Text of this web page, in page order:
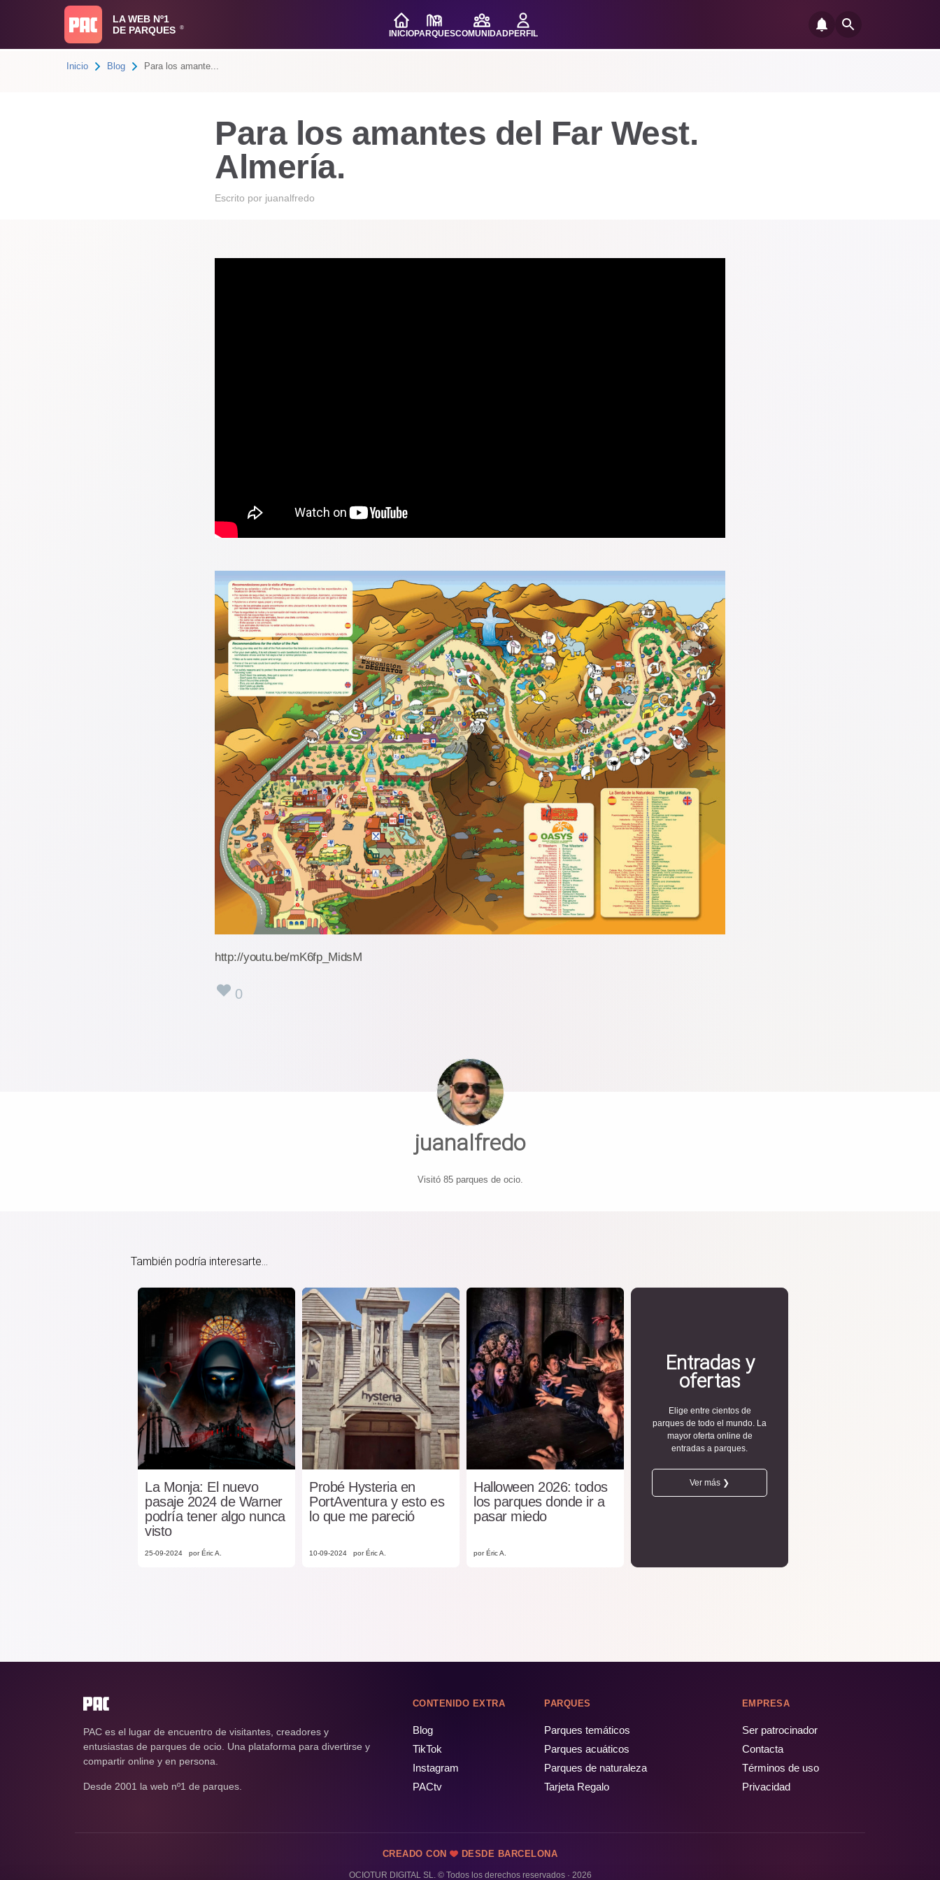
LA WEB Nº1
DE PARQUES
®
INICIOPARQUESCOMUNIDADPERFIL
Inicio Blog Para los amante...
Para los amantes del Far West.
Almería.
Escrito por juanalfredo
http://youtu.be/mK6fp_MidsM
0
juanalfredo
Visitó 85 parques de ocio.
También podría interesarte...
La Monja: El nuevo
pasaje 2024 de Warner
podría tener algo nunca
visto
25-09-2024 por Éric A.
Probé Hysteria en
PortAventura y esto es
lo que me pareció
10-09-2024 por Éric A.
Halloween 2026: todos
los parques donde ir a
pasar miedo
por Éric A.
Entradas y
ofertas
Elige entre cientos de
parques de todo el mundo. La
mayor oferta online de
entradas a parques.
Ver más ❯
PAC es el lugar de encuentro de visitantes, creadores y
entusiastas de parques de ocio. Una plataforma para divertirse y
compartir online y en persona.
Desde 2001 la web nº1 de parques.
CONTENIDO EXTRA
Blog
TikTok
Instagram
PACtv
PARQUES
Parques temáticos
Parques acuáticos
Parques de naturaleza
Tarjeta Regalo
EMPRESA
Ser patrocinador
Contacta
Términos de uso
Privacidad
CREADO CON DESDE BARCELONA
OCIOTUR DIGITAL SL. © Todos los derechos reservados · 2026